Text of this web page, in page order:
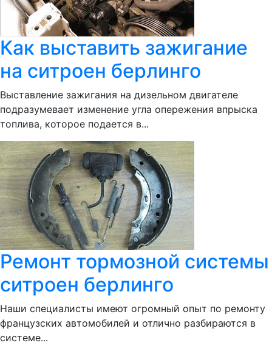
Как выставить зажигание
на ситроен берлинго
Выставление зажигания на дизельном двигателе
подразумевает изменение угла опережения впрыска
топлива, которое подается в...
Ремонт тормозной системы
ситроен берлинго
Наши специалисты имеют огромный опыт по ремонту
французских автомобилей и отлично разбираются в
системе...